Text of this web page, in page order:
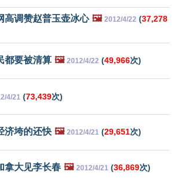
高调赞赵普玉壶冰心 🖼️ 2012/4/22 (37,278
都要被清算 🖼️ 2012/4/22 (49,966次)
4/21 (73,439次)
济垮的还快 🖼️ 2012/4/21 (29,651次)
拿大见李长春 🖼️ 2012/4/21 (36,869次)